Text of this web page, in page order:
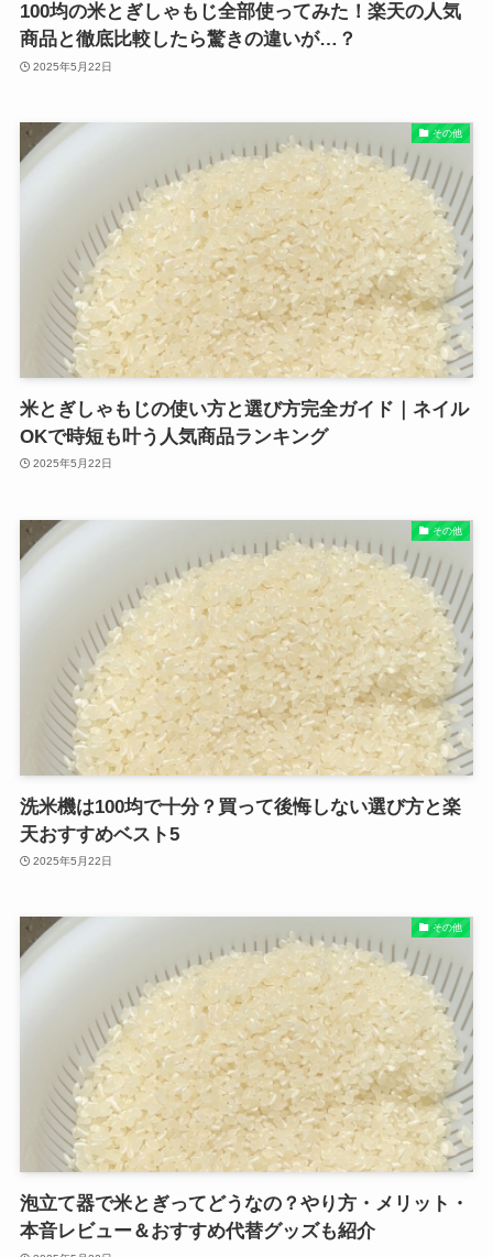
100均の米とぎしゃもじ全部使ってみた！楽天の人気
商品と徹底比較したら驚きの違いが…？
2025年5月22日
その他
米とぎしゃもじの使い方と選び方完全ガイド｜ネイル
OKで時短も叶う人気商品ランキング
2025年5月22日
その他
洗米機は100均で十分？買って後悔しない選び方と楽
天おすすめベスト5
2025年5月22日
その他
泡立て器で米とぎってどうなの？やり方・メリット・
本音レビュー＆おすすめ代替グッズも紹介